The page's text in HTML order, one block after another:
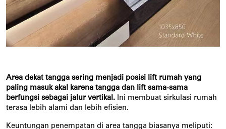
Area dekat tangga sering menjadi posisi lift rumah yang
paling masuk akal karena tangga dan lift sama-sama
berfungsi sebagai jalur vertikal. Ini membuat sirkulasi rumah
terasa lebih alami dan lebih efisien.
Keuntungan penempatan di area tangga biasanya meliputi: